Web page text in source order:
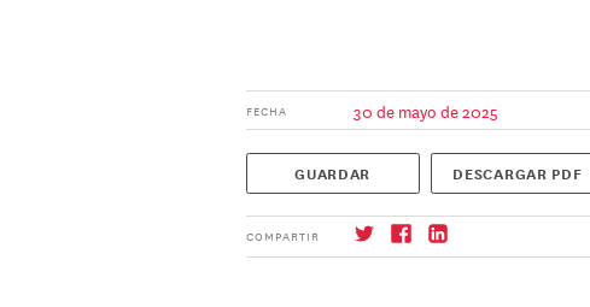
FECHA 30 de mayo de 2025
GUARDAR DESCARGAR PDF
COMPARTIR